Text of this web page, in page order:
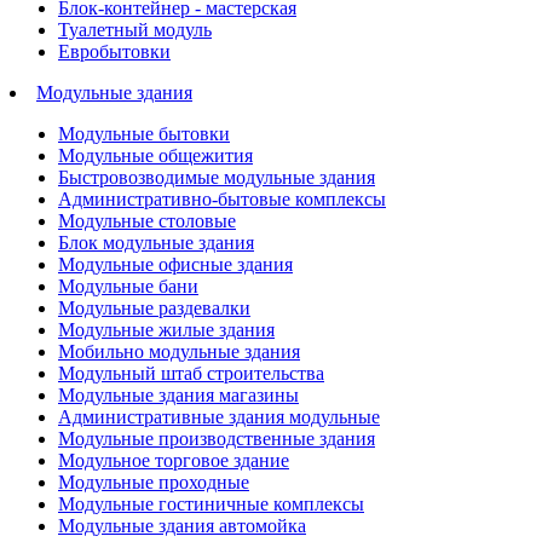
Блок-контейнер - мастерская
Туалетный модуль
Евробытовки
Модульные здания
Модульные бытовки
Модульные общежития
Быстровозводимые модульные здания
Административно-бытовые комплексы
Модульные столовые
Блок модульные здания
Модульные офисные здания
Модульные бани
Модульные раздевалки
Модульные жилые здания
Мобильно модульные здания
Модульный штаб строительства
Модульные здания магазины
Административные здания модульные
Модульные производственные здания
Модульное торговое здание
Модульные проходные
Модульные гостиничные комплексы
Модульные здания автомойка